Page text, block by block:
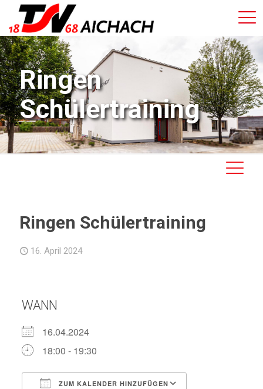
Ringen
Schülertraining
Ringen Schülertraining
16. April 2024
WANN
16.04.2024
18:00 - 19:30
ZUM KALENDER HINZUFÜGEN